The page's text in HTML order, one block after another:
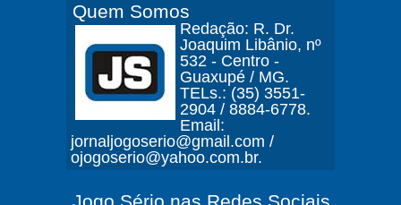
Quem Somos
Redação: R. Dr.
Joaquim Libânio, nº
532 - Centro -
Guaxupé / MG.
TELs.: (35) 3551-
2904 / 8884-6778.
Email:
jornaljogoserio@gmail.com /
ojogoserio@yahoo.com.br.